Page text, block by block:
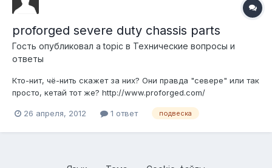
proforged severe duty chassis parts
Гость опубликовал a topic в Технические вопросы и
ответы
Кто-нит, чё-нить скажет за них? Они правда "севере" или так
просто, кетай тот же? http://www.proforged.com/
26 апреля, 2012 1 ответ подвеска